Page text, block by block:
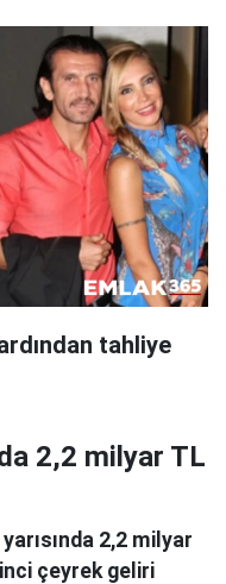
tahliye
2,2 milyar TL
2,2 milyar
çeyrek geliri